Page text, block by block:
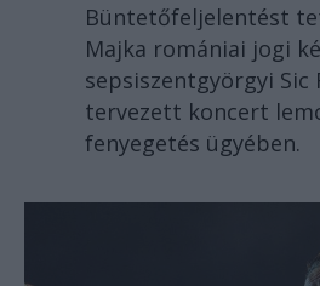
Büntetőfeljelentést
Majka romániai jogi
sepsiszentgyörgyi Sic
tervezett koncert
fenyegetés ügyében.